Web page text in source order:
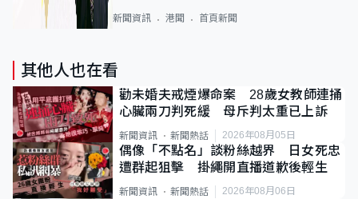
新聞資訊 港聞 首頁新聞
其他人也在看
勸未婚夫戒煙爆命案 28歲女教師連捅
心臟兩刀判死緩 母斥判太重已上訴
新聞資訊 新聞熱話 2026年08月05日
偶像「不點名」談粉絲越界 日女死忠
遭群起狙擊 掛繩開直播道歉後輕生
新聞資訊 新聞熱話 2026年08月06日